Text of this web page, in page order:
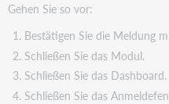
Gehen Sie so vor:
Bestätigen Sie die Meldung
Schließen Sie das Modul.
Schließen Sie das Dashboard.
Schließen Sie das